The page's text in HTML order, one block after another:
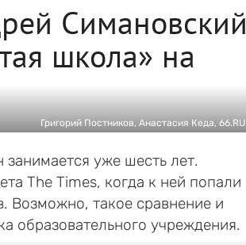
Симановский
школа» на
Григорий Постников, Анастасия Кеда, 66.RU
уже шесть лет.
The Times, когда к ней попали
Возможно, такое сравнение и
образовательного учреждения.